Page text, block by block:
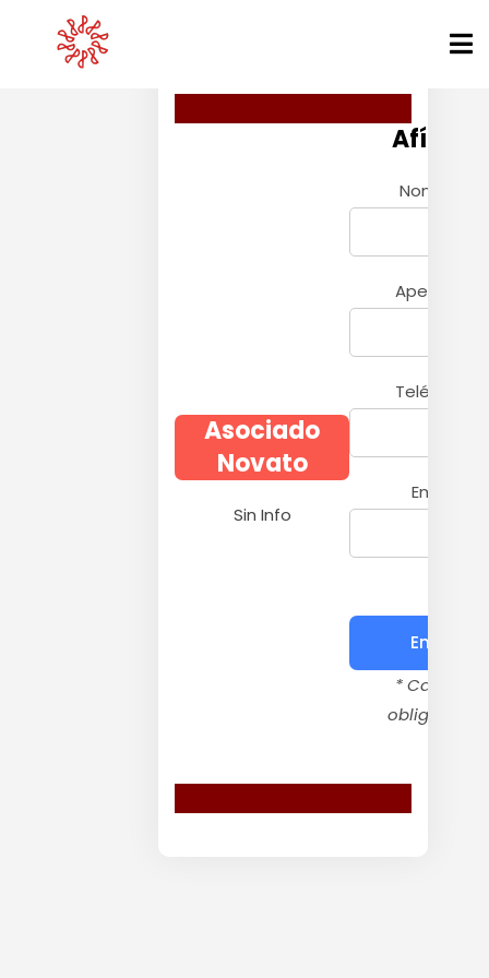
Asociado
Novato
Sin Info
Afíliate
Nombre
Apellidos
Teléfono
Email
Enviar
* Campos
obligatorios